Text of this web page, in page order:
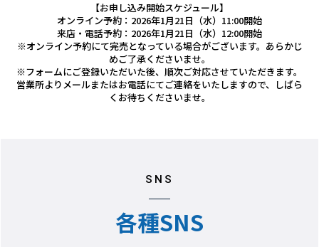
ESTA申請時に21ドル（9月30日以降は40ドル）の申請料
金を支払わなければなりません。申請料金はESTA申請サ
イトを通してクレジットカードで支払うことができます。
（申請料金は変更する場合があります）
注：第三者が無許可で情報提供料や申請手数料を要求する
ESTAは通常一度認証されると2年間有効で、米国への複数
回の渡航が可能です。ただし、2年以内にパスポートの期
限が切れる場合は、パスポートの有効期限日をもって無効
になりますのでご注意ください。また、渡航者がパスポー
【お申し込み開始スケジュール】
オンライン予約：2026年1月21日（水）11:00開始
来店・電話予約：2026年1月21日（水）12:00開始
※オンライン予約にて完売となっている場合がございます。あらかじ
めご了承くださいませ。
※フォームにご登録いただいた後、順次ご対応させていただきます。
営業所よりメールまたはお電話にてご連絡をいたしますので、しばら
くお待ちくださいませ。
SNS
各種SNS